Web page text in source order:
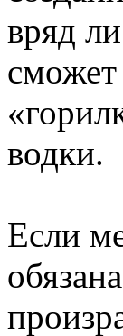
вряд
сможет
водки.
Если